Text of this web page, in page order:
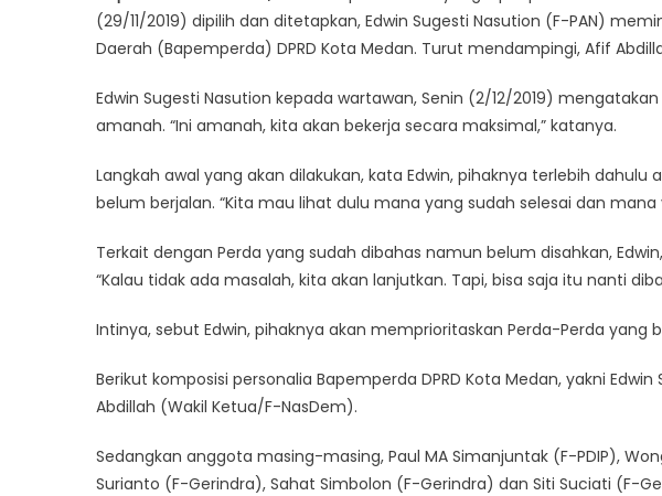
(29/11/2019) dipilih dan ditetapkan, Edwin Sugesti Nasution (F-PAN)
Daerah (Bapemperda) DPRD Kota Medan. Turut mendampingi, Afif
Edwin Sugesti Nasution kepada wartawan, Senin (2/12/2019)
amanah. “Ini amanah, kita akan bekerja secara maksimal,” katanya.
Langkah awal yang akan dilakukan, kata Edwin, pihaknya terlebih
belum berjalan. “Kita mau lihat dulu mana yang sudah selesai dan mana
Terkait dengan Perda yang sudah dibahas namun belum disahkan,
“Kalau tidak ada masalah, kita akan lanjutkan. Tapi, bisa saja itu nanti
Intinya, sebut Edwin, pihaknya akan memprioritaskan Perda-Perda yang
Berikut komposisi personalia Bapemperda DPRD Kota Medan, yakni
Abdillah (Wakil Ketua/F-NasDem).
Sedangkan anggota masing-masing, Paul MA Simanjuntak (F-PDIP),
Surianto (F-Gerindra), Sahat Simbolon (F-Gerindra) dan Siti Suciati (F-